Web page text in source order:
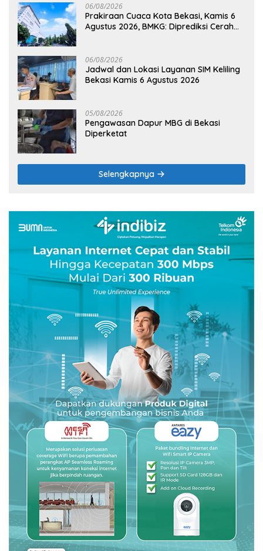
06/08/2026
Prakiraan Cuaca Kota Bekasi, Kamis 6
Agustus 2026, BMKG: Diprediksi Cerah
06/08/2026
Jadwal dan Lokasi Layanan SIM Keliling
Bekasi Kamis 6 Agustus 2026
05/08/2026
Pengawasan Dapur MBG di Bekasi
Diperketat
Selengkapnya